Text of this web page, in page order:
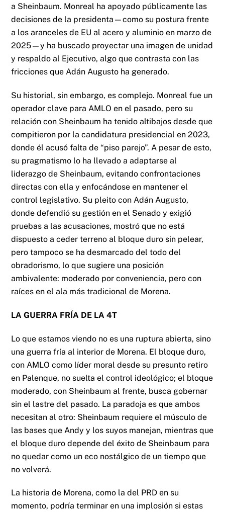
a Sheinbaum. Monreal ha apoyado públicamente las
decisiones de la presidenta—como su postura frente
a los aranceles de EU al acero y aluminio en marzo de
2025—y ha buscado proyectar una imagen de unidad
y respaldo al Ejecutivo, algo que contrasta con las
fricciones que Adán Augusto ha generado.
Su historial, sin embargo, es complejo. Monreal fue un
operador clave para AMLO en el pasado, pero su
relación con Sheinbaum ha tenido altibajos desde que
compitieron por la candidatura presidencial en 2023,
donde él acusó falta de “piso parejo”. A pesar de esto,
su pragmatismo lo ha llevado a adaptarse al
liderazgo de Sheinbaum, evitando confrontaciones
directas con ella y enfocándose en mantener el
control legislativo. Su pleito con Adán Augusto,
donde defendió su gestión en el Senado y exigió
pruebas a las acusaciones, mostró que no está
dispuesto a ceder terreno al bloque duro sin pelear,
pero tampoco se ha desmarcado del todo del
obradorismo, lo que sugiere una posición
ambivalente: moderado por conveniencia, pero con
raíces en el ala más tradicional de Morena.
LA GUERRA FRÍA DE LA 4T
Lo que estamos viendo no es una ruptura abierta, sino
una guerra fría al interior de Morena. El bloque duro,
con AMLO como líder moral desde su presunto retiro
en Palenque, no suelta el control ideológico; el bloque
moderado, con Sheinbaum al frente, busca gobernar
sin el lastre del pasado. La paradoja es que ambos
necesitan al otro: Sheinbaum requiere el músculo de
las bases que Andy y los suyos manejan, mientras que
el bloque duro depende del éxito de Sheinbaum para
no quedar como un eco nostálgico de un tiempo que
no volverá.
La historia de Morena, como la del PRD en su
momento, podría terminar en una implosión si estas